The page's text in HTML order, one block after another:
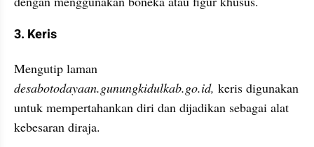
3. Keris
desabotodayaan.gunungkidulkab.go.id, keris digunakan
untuk mempertahankan diri dan dijadikan sebagai alat
kebesaran diraja.